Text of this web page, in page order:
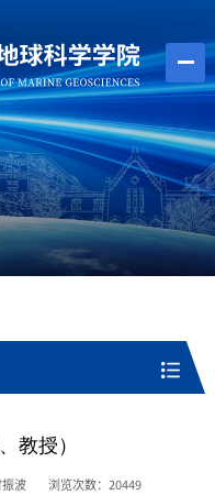
教授）
波 浏览次数：20449